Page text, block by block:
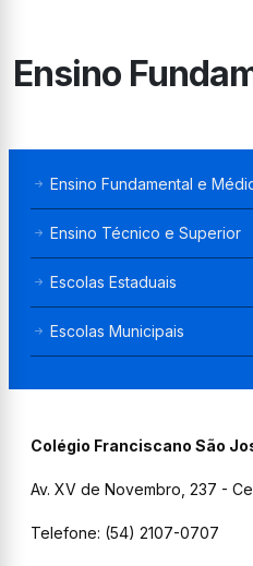
Ensino
Ensino Fundamental e
Ensino Técnico e Superior
Escolas Estaduais
Escolas Municipais
Colégio Franciscano São
Av. XV de Novembro, 237 -
Telefone: (54) 2107-0707